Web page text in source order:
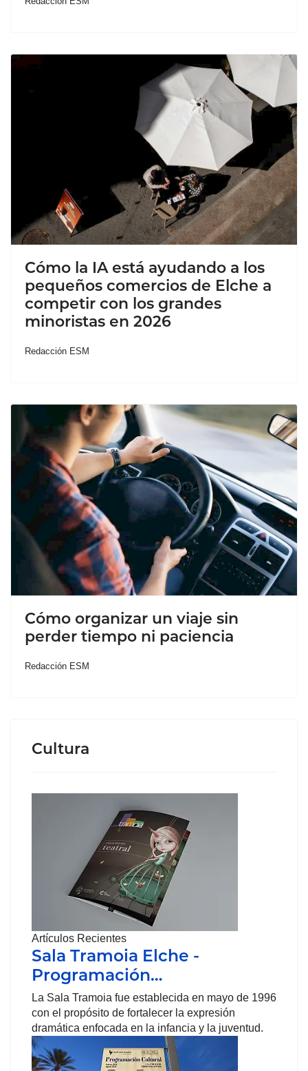
Cómo la IA está ayudando a los
pequeños comercios de Elche a
competir con los grandes
minoristas en 2026
Redacción ESM
Cómo organizar un viaje sin
perder tiempo ni paciencia
Redacción ESM
Cultura
Artículos Recientes
Sala Tramoia Elche -
Programación…
La Sala Tramoia fue establecida en mayo de 1996
con el propósito de fortalecer la expresión
dramática enfocada en la infancia y la juventud.